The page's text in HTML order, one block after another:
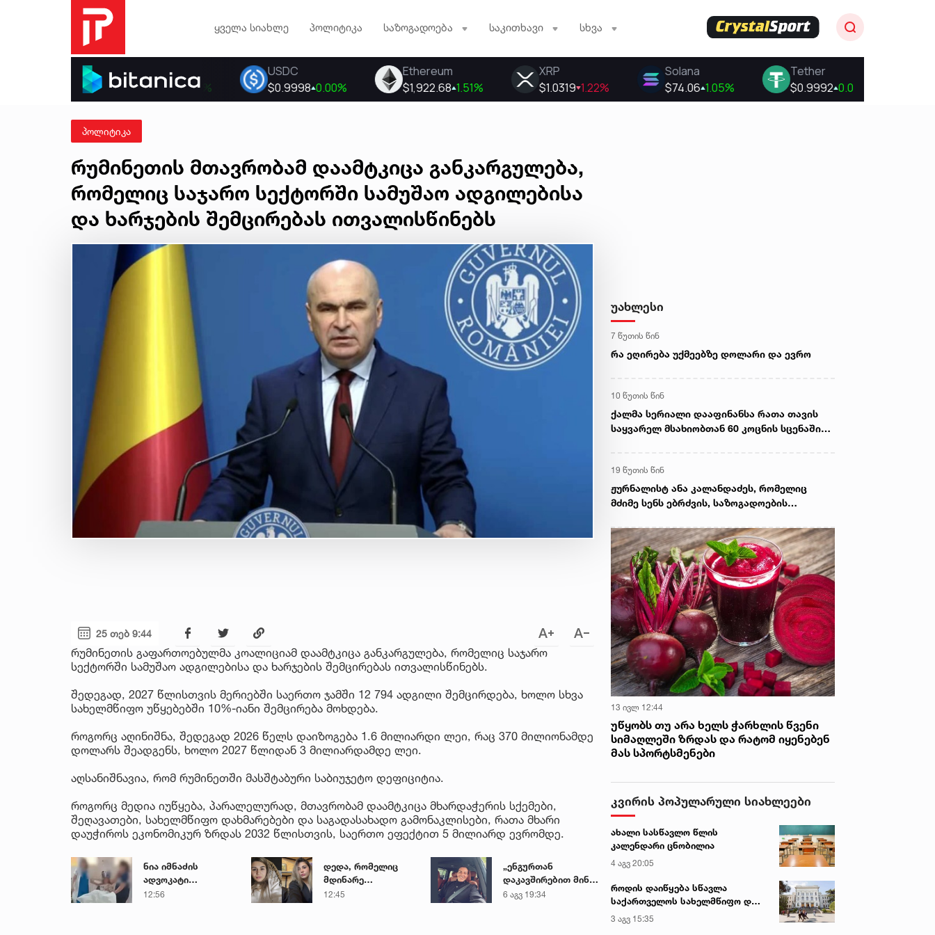
ყველა სიახლე პოლიტიკა საზოგადოება საკითხავი სხვა
პოლიტიკა
რუმინეთის მთავრობამ დაამტკიცა განკარგულება,
რომელიც საჯარო სექტორში სამუშაო ადგილებისა
და ხარჯების შემცირებას ითვალისწინებს
25 თებ 9:44
რუმინეთის გაფართოებულმა კოალიციამ დაამტკიცა განკარგულება, რომელიც საჯარო
სექტორში სამუშაო ადგილებისა და ხარჯების შემცირებას ითვალისწინებს.
შედეგად, 2027 წლისთვის მერიებში საერთო ჯამში 12 794 ადგილი შემცირდება, ხოლო სხვა
სახელმწიფო უწყებებში 10%-იანი შემცირება მოხდება.
როგორც აღინიშნა, შედეგად 2026 წელს დაიზოგება 1.6 მილიარდი ლეი, რაც 370 მილიონამდე
დოლარს შეადგენს, ხოლო 2027 წლიდან 3 მილიარდამდე ლეი.
აღსანიშნავია, რომ რუმინეთში მასშტაბური საბიუჯეტო დეფიციტია.
როგორც მედია იუწყება, პარალელურად, მთავრობამ დაამტკიცა მხარდაჭერის სქემები,
შეღავათები, სახელმწიფო დახმარებები და საგადასახადო გამონაკლისები, რათა მხარი
დაუჭიროს ეკონომიკურ ზრდას 2032 წლისთვის, საერთო ეფექტით 5 მილიარდ ევრომდე.
ნია იმნაძის
ადვოკატი
საავადმყოფოში
12:56
დედა, რომელიც
მდინარე
ხობისწყალში
12:45
„ენგურთან
დაკავშირებით მინდა
ვთქვა...“ - გოგა
6 აგვ 19:34
უახლესი
7 წუთის წინ
რა ეღირება უქმეებზე დოლარი და ევრო
10 წუთის წინ
ქალმა სერიალი დააფინანსა რათა თავის
საყვარელ მსახიობთან 60 კოცნის სცენაში
19 წუთის წინ
ჟურნალისტ ანა კალანდაძეს, რომელიც
მძიმე სენს ებრძვის, საზოგადოების
13 ივლ 12:44
უწყობს თუ არა ხელს ჭარხლის წვენი
სიმაღლეში ზრდას და რატომ იყენებენ
მას სპორტსმენები
კვირის პოპულარული სიახლეები
ახალი სასწავლო წლის
კალენდარი ცნობილია
4 აგვ 20:05
როდის დაიწყება სწავლა
საქართველოს სახელმწიფო და
კერძო უნივერსიტეტებში
3 აგვ 15:35